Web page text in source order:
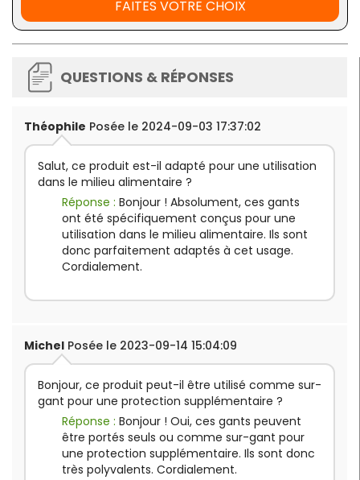
FAITES VOTRE CHOIX
QUESTIONS & RÉPONSES
Théophile Posée le 2024-09-03 17:37:02
Salut, ce produit est-il adapté pour une utilisation
dans le milieu alimentaire ?
Réponse : Bonjour ! Absolument, ces gants
ont été spécifiquement conçus pour une
utilisation dans le milieu alimentaire. Ils sont
donc parfaitement adaptés à cet usage.
Cordialement.
Michel Posée le 2023-09-14 15:04:09
Bonjour, ce produit peut-il être utilisé comme sur-
gant pour une protection supplémentaire ?
Réponse : Bonjour ! Oui, ces gants peuvent
être portés seuls ou comme sur-gant pour
une protection supplémentaire. Ils sont donc
très polyvalents. Cordialement.